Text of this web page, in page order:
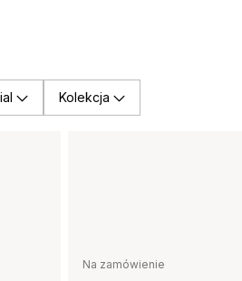
Kolekcja
Na zamówienie